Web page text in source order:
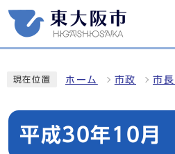
現在位置 ホーム 市政 市
平成30年10月